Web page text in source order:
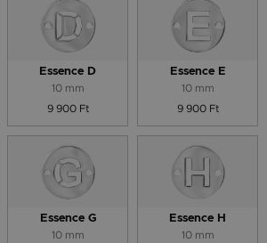
Essence D
10 mm
9 900 Ft
Essence E
10 mm
9 900 Ft
Essence G
10 mm
Essence H
10 mm